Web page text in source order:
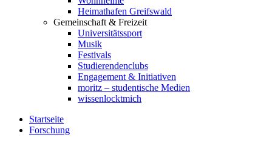
Heimathafen Greifswald
Gemeinschaft & Freizeit
Universitätssport
Musik
Festivals
Studierendenclubs
Engagement & Initiativen
moritz – studentische Medien
wissenlocktmich
Startseite
Forschung